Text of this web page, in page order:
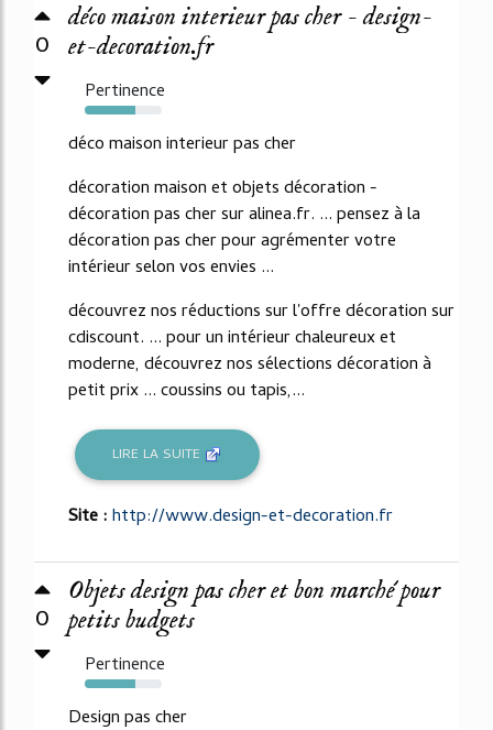
0
déco maison interieur pas cher - design-
et-decoration.fr
Pertinence
66%
déco maison interieur pas cher
décoration maison et objets décoration -
décoration pas cher sur alinea.fr. ... pensez à la
décoration pas cher pour agrémenter votre
intérieur selon vos envies ...
découvrez nos réductions sur l'offre décoration sur
cdiscount. ... pour un intérieur chaleureux et
moderne, découvrez nos sélections décoration à
petit prix ... coussins ou tapis,...
LIRE LA SUITE
Site :http://www.design-et-decoration.fr
0
Objets design pas cher et bon marché pour
petits budgets
Pertinence
65%
Design pas cher